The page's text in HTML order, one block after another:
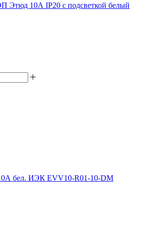
Этюд 10А IP20 с подсветкой белый
бел. ИЭК EVV10-R01-10-DM